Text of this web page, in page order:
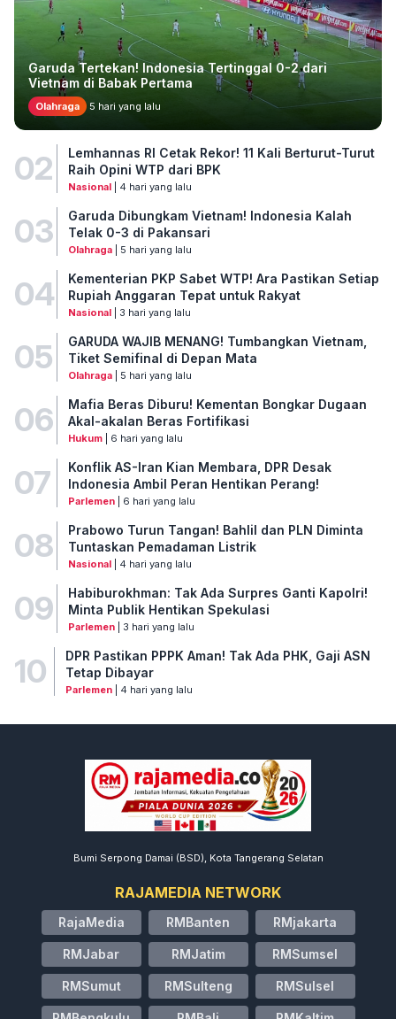
Garuda Tertekan! Indonesia Tertinggal 0-2 dari
Vietnam di Babak Pertama
Olahraga 5 hari yang lalu
02
Lemhannas RI Cetak Rekor! 11 Kali Berturut-Turut
Raih Opini WTP dari BPK
Nasional| 4 hari yang lalu
03
Garuda Dibungkam Vietnam! Indonesia Kalah
Telak 0-3 di Pakansari
Olahraga| 5 hari yang lalu
04
Kementerian PKP Sabet WTP! Ara Pastikan Setiap
Rupiah Anggaran Tepat untuk Rakyat
Nasional| 3 hari yang lalu
05
GARUDA WAJIB MENANG! Tumbangkan Vietnam,
Tiket Semifinal di Depan Mata
Olahraga| 5 hari yang lalu
06
Mafia Beras Diburu! Kementan Bongkar Dugaan
Akal-akalan Beras Fortifikasi
Hukum| 6 hari yang lalu
07
Konflik AS-Iran Kian Membara, DPR Desak
Indonesia Ambil Peran Hentikan Perang!
Parlemen| 6 hari yang lalu
08
Prabowo Turun Tangan! Bahlil dan PLN Diminta
Tuntaskan Pemadaman Listrik
Nasional| 4 hari yang lalu
09
Habiburokhman: Tak Ada Surpres Ganti Kapolri!
Minta Publik Hentikan Spekulasi
Parlemen| 3 hari yang lalu
10
DPR Pastikan PPPK Aman! Tak Ada PHK, Gaji ASN
Tetap Dibayar
Parlemen| 4 hari yang lalu
Bumi Serpong Damai (BSD), Kota Tangerang Selatan
RAJAMEDIA NETWORK
RajaMedia RMBanten RMjakarta
RMJabar RMJatim RMSumsel
RMSumut RMSulteng RMSulsel